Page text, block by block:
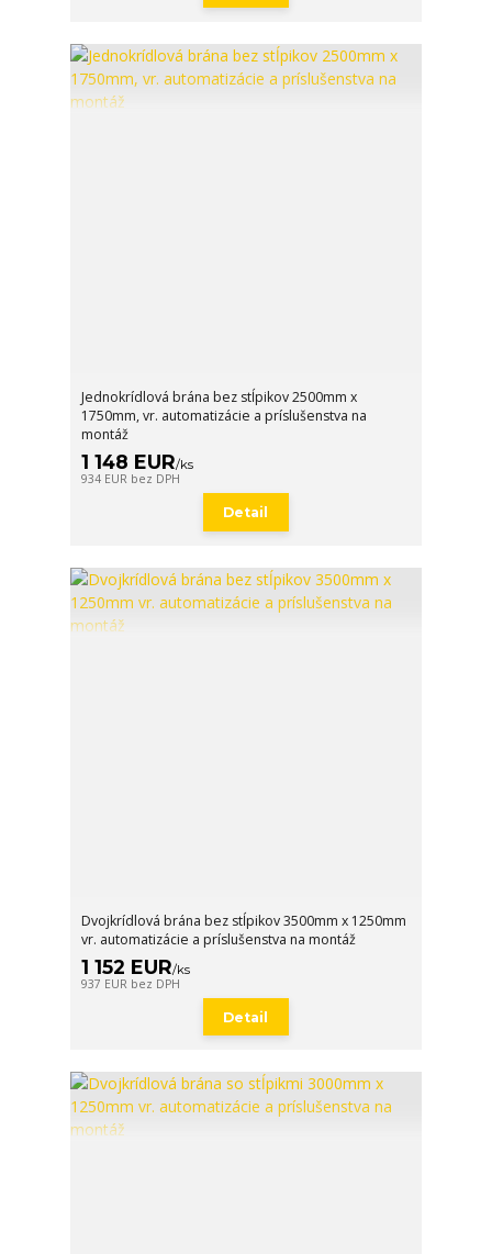
Jednokrídlová brána bez stĺpikov 2500mm x
1750mm, vr. automatizácie a príslušenstva na
montáž
1 148 EUR/ks
934 EUR bez DPH
Detail
Dvojkrídlová brána bez stĺpikov 3500mm x 1250mm
vr. automatizácie a príslušenstva na montáž
1 152 EUR/ks
937 EUR bez DPH
Detail